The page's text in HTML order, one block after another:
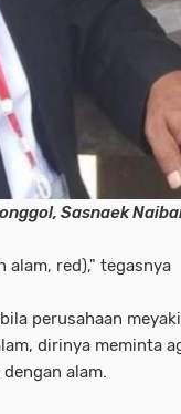
Sasnaek
alam, red)," tegasnya
perusahaan
dirinya meminta
alam.